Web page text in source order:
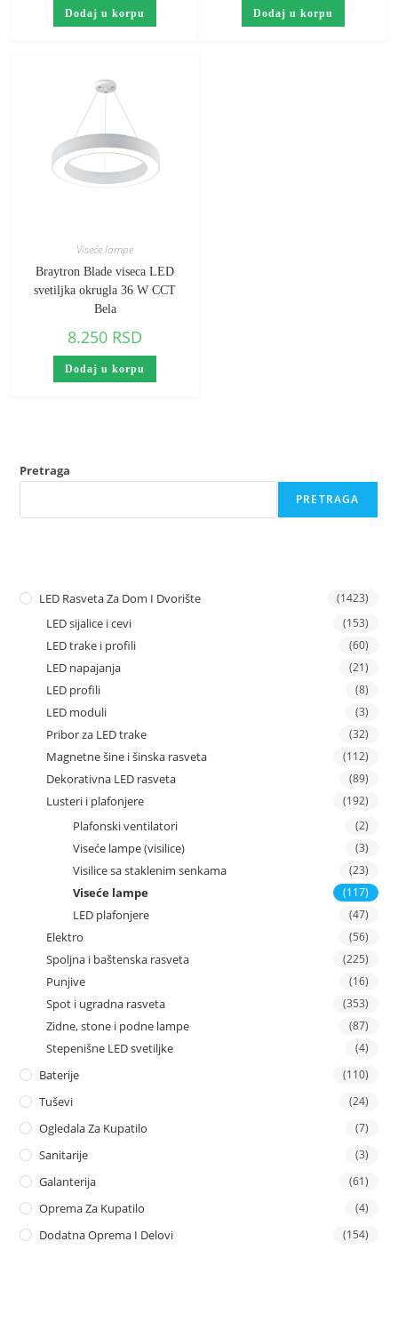
Dodaj u korpu Dodaj u korpu
Viseće lampe
Braytron Blade viseca LED
svetiljka okrugla 36 W CCT
Bela
8.250 RSD
Dodaj u korpu
Pretraga
PRETRAGA
LED Rasveta Za Dom I Dvorište (1423)
LED sijalice i cevi (153)
LED trake i profili (60)
LED napajanja (21)
LED profili (8)
LED moduli (3)
Pribor za LED trake (32)
Magnetne šine i šinska rasveta (112)
Dekorativna LED rasveta (89)
Lusteri i plafonjere (192)
Plafonski ventilatori (2)
Viseće lampe (visilice) (3)
Visilice sa staklenim senkama (23)
Viseće lampe (117)
LED plafonjere (47)
Elektro (56)
Spoljna i baštenska rasveta (225)
Punjive (16)
Spot i ugradna rasveta (353)
Zidne, stone i podne lampe (87)
Stepenišne LED svetiljke (4)
Baterije (110)
Tuševi (24)
Ogledala Za Kupatilo (7)
Sanitarije (3)
Galanterija (61)
Oprema Za Kupatilo (4)
Dodatna Oprema I Delovi (154)